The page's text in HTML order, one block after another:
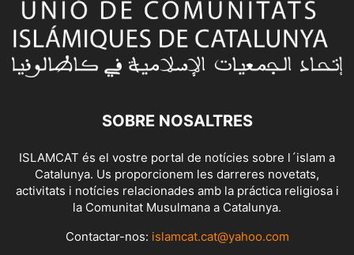
SOBRE NOSALTRES
ISLAMCAT és el vostre portal de notícies sobre l´islam a
Catalunya. Us proporcionem les darreres novetats,
activitats i notícies relacionades amb la práctica religiosa i
la Comunitat Musulmana a Catalunya.
Contactar-nos: islamcat.cat@yahoo.com